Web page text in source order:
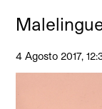
4 Agosto 2017,